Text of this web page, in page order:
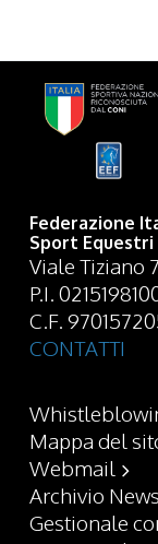
Federazione
Sport Equestri
Viale Tiziano
P.I.
C.F.
CONTATTI
Mappa del
Webmail
Archivio News
Gestionale